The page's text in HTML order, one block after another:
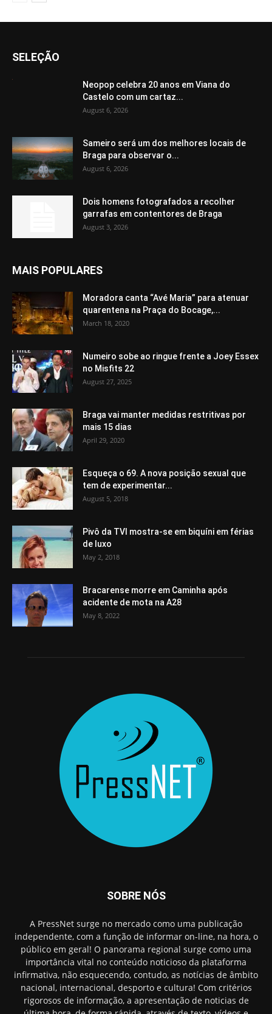
SELEÇÃO
Neopop celebra 20 anos em Viana do
Castelo com um cartaz...
August 6, 2026
Sameiro será um dos melhores locais de
Braga para observar o...
August 6, 2026
Dois homens fotografados a recolher
garrafas em contentores de Braga
August 3, 2026
MAIS POPULARES
Moradora canta “Avé Maria” para atenuar
quarentena na Praça do Bocage,...
March 18, 2020
Numeiro sobe ao ringue frente a Joey Essex
no Misfits 22
August 27, 2025
Braga vai manter medidas restritivas por
mais 15 dias
April 29, 2020
Esqueça o 69. A nova posição sexual que
tem de experimentar...
August 5, 2018
Pivô da TVI mostra-se em biquíni em férias
de luxo
May 2, 2018
Bracarense morre em Caminha após
acidente de mota na A28
May 8, 2022
SOBRE NÓS
A PressNet surge no mercado como uma publicação
independente, com a função de informar on-line, na hora, o
público em geral! O panorama regional surge como uma
importância vital no conteúdo noticioso da plataforma
infirmativa, não esquecendo, contudo, as notícias de âmbito
nacional, internacional, desporto e cultura! Com critérios
rigorosos de informação, a apresentação de noticias de